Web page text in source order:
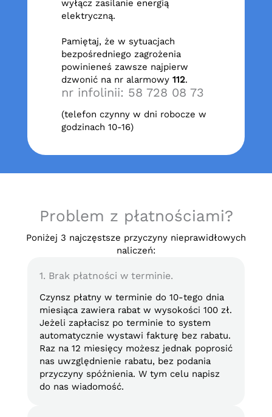
wyłącz zasilanie energią
elektryczną.
Pamiętaj, że w sytuacjach
bezpośredniego zagrożenia
powinieneś zawsze najpierw
dzwonić na nr alarmowy112.
nr infolinii: 58 728 08 73
(telefon czynny w dni robocze w
godzinach 10-16)
Problem z płatnościami?
Poniżej 3 najczęstsze przyczyny nieprawidłowych
naliczeń:
1. Brak płatności w terminie.
Czynsz płatny w terminie do 10-tego dnia
miesiąca zawiera rabat w wysokości 100 zł.
Jeżeli zapłacisz po terminie to system
automatycznie wystawi fakturę bez rabatu.
Raz na 12 miesięcy możesz jednak poprosić
nas uwzględnienie rabatu, bez podania
przyczyny spóźnienia. W tym celu napisz
do nas wiadomość.